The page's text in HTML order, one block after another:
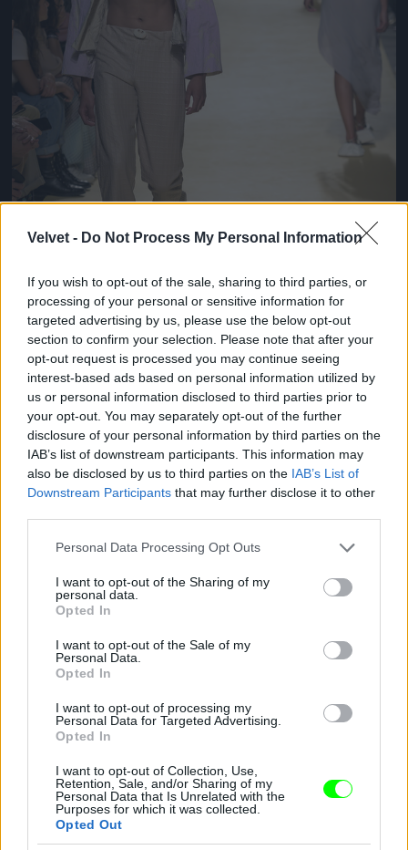
Velvet - Do Not Process My Personal Information
If you wish to opt-out of the sale, sharing to third parties, or
processing of your personal or sensitive information for
targeted advertising by us, please use the below opt-out
section to confirm your selection. Please note that after your
opt-out request is processed you may continue seeing
interest-based ads based on personal information utilized by
us or personal information disclosed to third parties prior to
your opt-out. You may separately opt-out of the further
disclosure of your personal information by third parties on the
IAB’s list of downstream participants. This information may
also be disclosed by us to third parties on the IAB’s List of
Downstream Participants that may further disclose it to other
Please note that this website/app uses one or more Google
not limited to your visit or usage behaviour. You may click to
grant or deny consent to Google and its third-party tags to
use your data for below specified purposes in below Google
consent section.
Personal Data Processing Opt Outs
I want to opt-out of the Sharing of my
personal data.
Opted In
I want to opt-out of the Sale of my
Personal Data.
Opted In
I want to opt-out of processing my
Personal Data for Targeted Advertising.
Opted In
I want to opt-out of Collection, Use,
Retention, Sale, and/or Sharing of my
Personal Data that Is Unrelated with the
Purposes for which it was collected.
Opted Out
Egészen érdekes ez a szandál. Parkettás lakásokban
kíméli a padlót!
Fotó: Pedro Gomes / Getty Images Hungary #8
Jön még kép!